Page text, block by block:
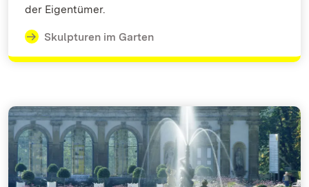
der Eigentümer.
Skulpturen im Garten